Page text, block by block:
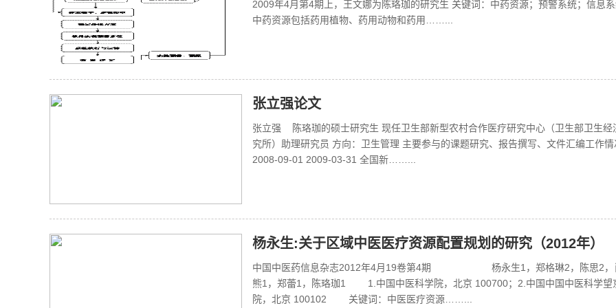
2009年4月第4期上，王文娜为陈珞珈的研究生 关键词：中药资源；预警系统；信息
中药资源包括药用植物、药用动物和药用……...
张立强论文
张立强 陈珞珈的硕士研究生 现任卫生部新型农村合作医疗研究中心（卫生部卫生经
究所）助理研究员 方向：卫生管理 主要参与的课题研究、报告撰写、文件汇编工作情
2008-09-01 2009-03-31 全国新……...
杨永生:关于区域中医医疗资源配置规划的研究（2012年）
中国中医药信息杂志2012年4月19卷第4期 杨永生1，郑格琳2，陈思2，
熊1，郑蕾1，陈珞珈1 1.中国中医科学院，北京 100700；2.中国中国中医科学望
院，北京 100102 关键词：中医医疗资源……...